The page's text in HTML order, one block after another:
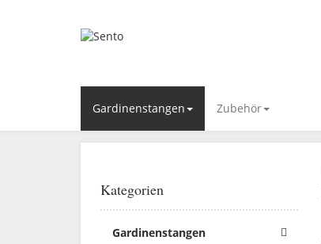
Gardinenstangen Zubehör
Kategorien
Gardinenstangen